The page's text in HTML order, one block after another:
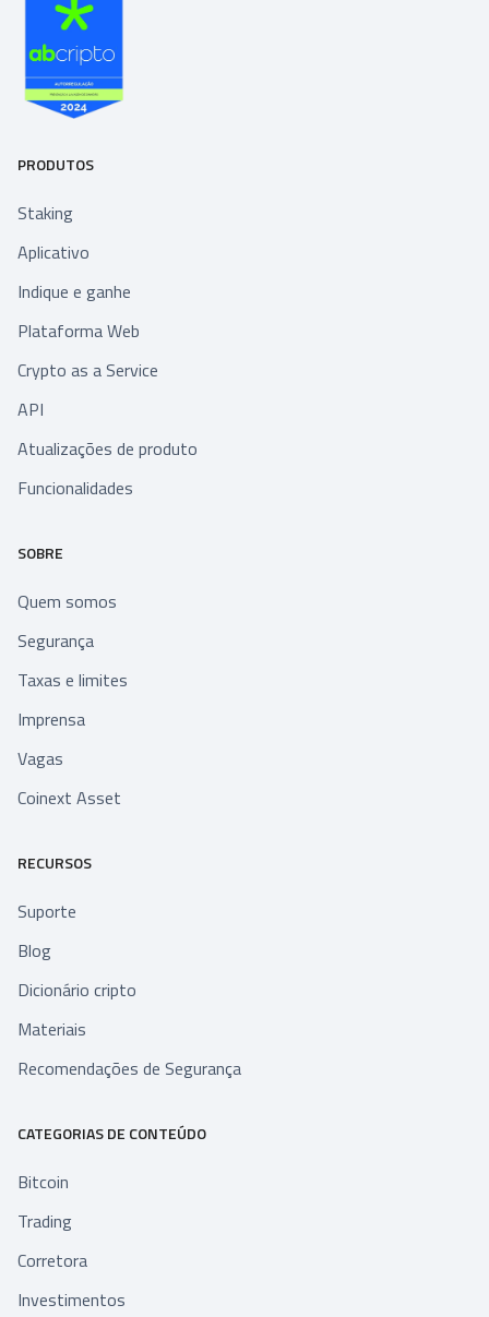
PRODUTOS
Staking
Aplicativo
Indique e ganhe
Plataforma Web
Crypto as a Service
API
Atualizações de produto
Funcionalidades
SOBRE
Quem somos
Segurança
Taxas e limites
Imprensa
Vagas
Coinext Asset
RECURSOS
Suporte
Blog
Dicionário cripto
Materiais
Recomendações de Segurança
CATEGORIAS DE CONTEÚDO
Bitcoin
Trading
Corretora
Investimentos